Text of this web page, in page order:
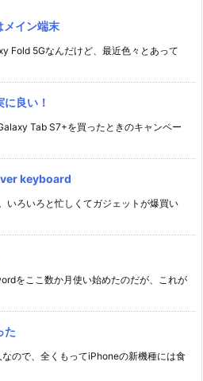
イン端末
Fold 5Gなんだけど、最近色々とあって
良い！
Tab S7+を買ったときのキャンペー
keyboard
いろいろと忙しくてガジェットが爆買い
をここ数か月使い始めたのだが、これが
た
ので、全くもってiPhoneの新機種には食